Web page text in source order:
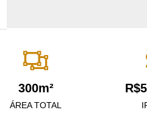
300m²
ÁREA TOTAL